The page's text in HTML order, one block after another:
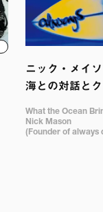
ニック・メイ
海との対話と
What the Ocean
Nick Mason
(Founder of always